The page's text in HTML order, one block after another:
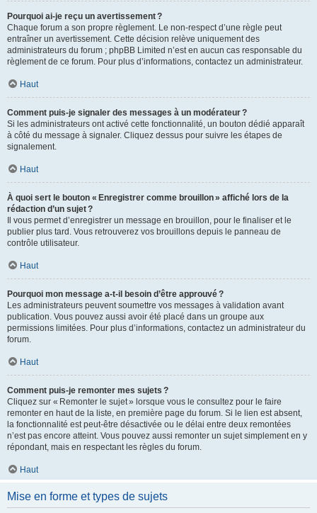
Pourquoi ai-je reçu un avertissement ?
Chaque forum a son propre règlement. Le non-respect d’une règle peut
entraîner un avertissement. Cette décision relève uniquement des
administrateurs du forum ; phpBB Limited n’est en aucun cas responsable du
règlement de ce forum. Pour plus d’informations, contactez un administrateur.
Haut
Comment puis-je signaler des messages à un modérateur ?
Si les administrateurs ont activé cette fonctionnalité, un bouton dédié apparaît
à côté du message à signaler. Cliquez dessus pour suivre les étapes de
signalement.
Haut
À quoi sert le bouton « Enregistrer comme brouillon » affiché lors de la
rédaction d’un sujet ?
Il vous permet d’enregistrer un message en brouillon, pour le finaliser et le
publier plus tard. Vous retrouverez vos brouillons depuis le panneau de
contrôle utilisateur.
Haut
Pourquoi mon message a-t-il besoin d’être approuvé ?
Les administrateurs peuvent soumettre vos messages à validation avant
publication. Vous pouvez aussi avoir été placé dans un groupe aux
permissions limitées. Pour plus d’informations, contactez un administrateur du
forum.
Haut
Comment puis-je remonter mes sujets ?
Cliquez sur « Remonter le sujet » lorsque vous le consultez pour le faire
remonter en haut de la liste, en première page du forum. Si le lien est absent,
la fonctionnalité est peut-être désactivée ou le délai entre deux remontées
n’est pas encore atteint. Vous pouvez aussi remonter un sujet simplement en y
répondant, mais en respectant les règles du forum.
Haut
Mise en forme et types de sujets